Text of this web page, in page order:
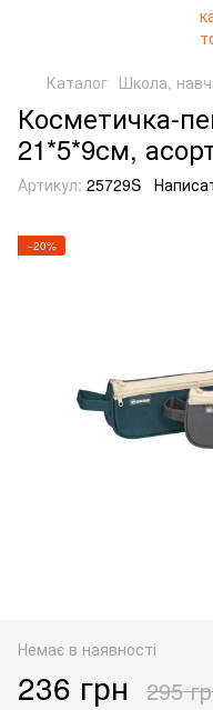
Каталог Школа,
Косметичка-
21*5*9см,
Артикул: 25729S
−20%
Немає в наявності
236 грн 295